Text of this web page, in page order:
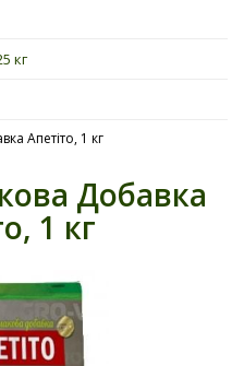
кг
Апетіто, 1 кг
Добавка
1 кг